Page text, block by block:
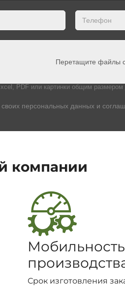
Перетащите файлы
PDF или картинки общим размером
своих персональных данных и
компании
Мобильность
Срок изготовления